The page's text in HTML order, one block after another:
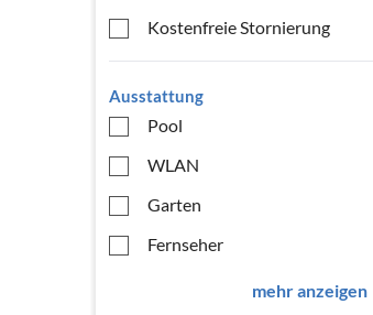
Kostenfreie Stornierung
Ausstattung
Pool
WLAN
Garten
Fernseher
mehr anzeigen